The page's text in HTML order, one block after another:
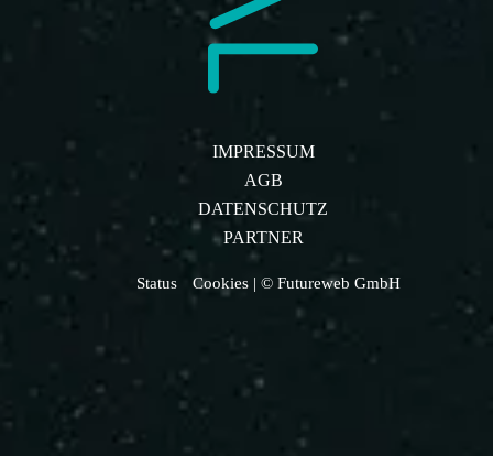
IMPRESSUM
AGB
DATENSCHUTZ
PARTNER
Status Cookies | © Futureweb GmbH